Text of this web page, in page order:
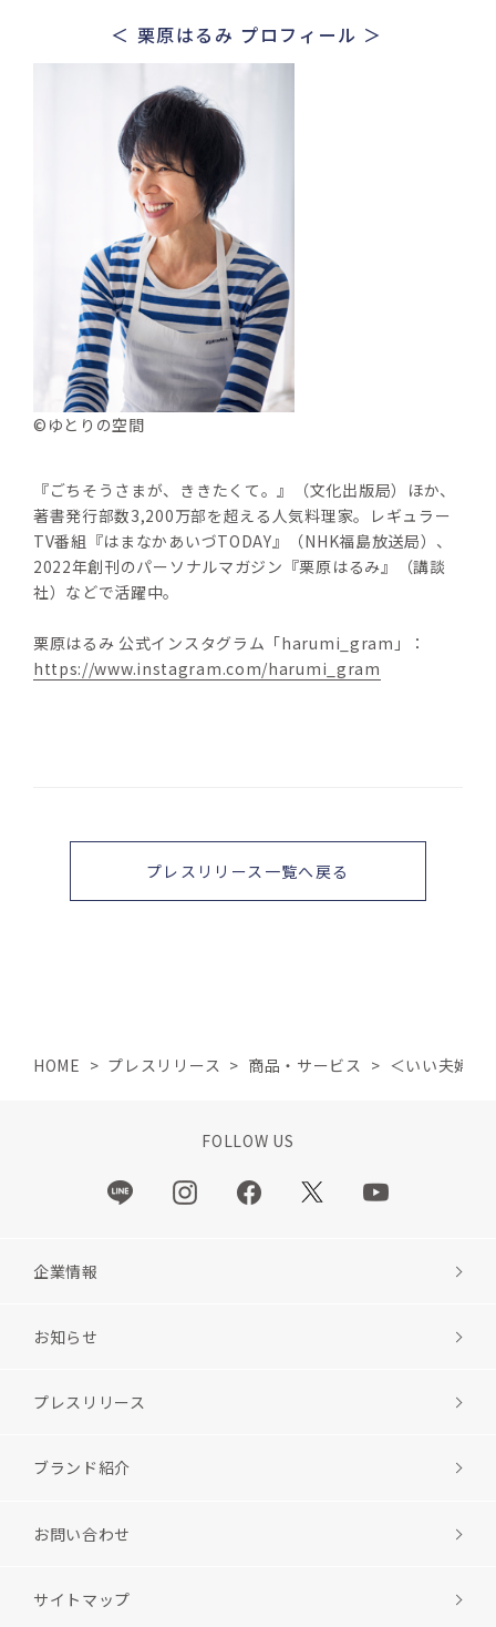
＜ 栗原はるみ プロフィール ＞
©ゆとりの空間
『ごちそうさまが、ききたくて。』（文化出版局）ほか、
著書発行部数3,200万部を超える人気料理家。レギュラー
TV番組『はまなかあいづTODAY』（NHK福島放送局）、
2022年創刊のパーソナルマガジン『栗原はるみ』（講談
社）などで活躍中。
栗原はるみ 公式インスタグラム「harumi_gram」：
https://www.instagram.com/harumi_gram
プレスリリース一覧へ戻る
HOME > プレスリリース > 商品・サービス > ＜いい夫婦の
FOLLOW US
企業情報
お知らせ
プレスリリース
ブランド紹介
お問い合わせ
サイトマップ